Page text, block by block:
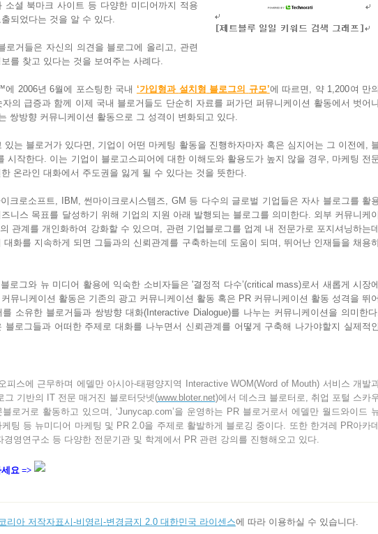
소셜 북마크 사이트 등 다양한 미디어까지
적용
출되었다는 것을 알 수 있다.
로거들은 자신의 의견을 블로그에 올리고, 관련
보를 찾고 있다는 것을 보여주는 사례다.
에 2006년 6월에 포스팅한 국내 ‘가입형과 설치형 블로그의 규모’에 따르면 , 약1,200여 만의
자의 급증과 함께 이제 국내 블로거들도 단순히 자료를 퍼가던 퍼뮤니케이션 활동에서 벗어
쌍방향 커뮤니케이션 활동으로 그 성격이 변화되고 있다.
있는 블로거가 있다면 , 기업이 어떤 마케팅 활동을 진행하자마자 혹은 심지어는 그 이전에 ,
시작한다. 이는 기업이 블로고스피어에 대한 이해도와 활용도가 높지 않을 경우, 마케팅 전
한 온라인 대화에서 주도권을 잃게 될 수 있다는 것을 뜻한다.
크로소프트, IBM, 썬마이크로시스템즈, GM 등 다수의 글로벌 기업들은 자사 블로그를 활
즈니스 목표를 달성하기 위해 기업의 지원 아래 발행되는 블로그를 의미한다. 외부 커뮤니케이
관계를 개인화하여 강화할 수 있으며 , 관련 기업블로그를 업계 내 전문가로 포지셔닝하는데
대화를 지속하게 되면 그들과의 신뢰관계를 구축하는데 도움이 되며 , 뛰어난 인재들을 채용
블로그와 뉴 미디어 활용에 익숙한 소비자들은 '결정적 다수’(critical mass)로서 새롭게
시장에
커뮤니케이션 활동은 기존의 광고 커뮤니케이션 활동 혹은 PR 커뮤니케이션 활동 성격을 뛰어
를 소유한 블로거들과 쌍방향 대화(Interactive Dialogue)를 나누는 커뮤니케이션을 의미한다
블로그들과 어떠한 주제로 대화를 나누면서 신뢰관계를 어떻게 구축해 나가야할지
실제적인
피스에 근무하며 에델만 아시아-태평양지역 Interactive WOM(Word of Mouth) 서비스 개발
그 기반의 전문 매거진 블로터닷넷 (www.bloter.net)에서 데스크 블로터로, 취업 포털 스카
블로거로 활동하고 있으며 , ‘Junycap.com’을 운영하는 PR 블로거로서 에델만 월드와이드
케팅 등 뉴미디어 마케팅 및 PR 2.0을 주제로 활발하게 블로깅 중이다. 또한 한겨레 PR아카데
경영연구소 등 다양한 전문기관 및 학계에서 PR 관련 강의를 진행해오고 있다.
요 =>
리아 저작자표시-비영리-변경금지 2.0 대한민국 라이센스에 따라 이용하실 수 있습니다.